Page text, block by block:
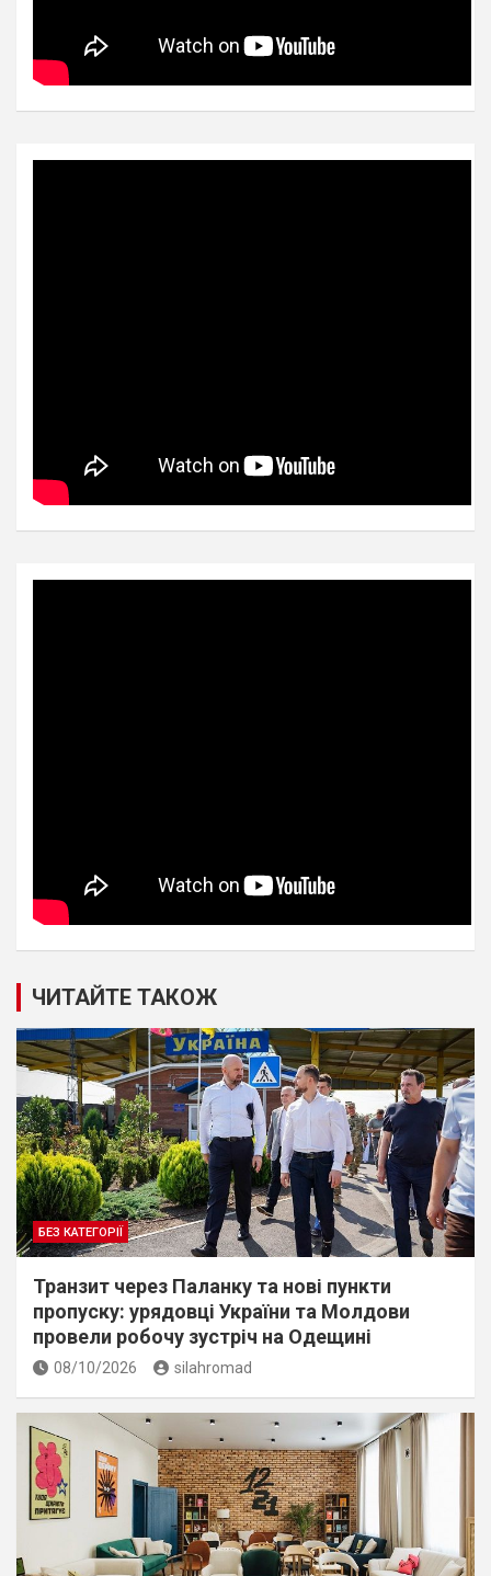
ЧИТАЙТЕ ТАКОЖ
БЕЗ КАТЕГОРІЇ
Транзит через Паланку та нові пункти
пропуску: урядовці України та Молдови
провели робочу зустріч на Одещині
08/10/2026 silahromad